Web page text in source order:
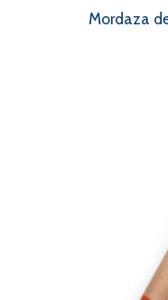
Mordaza